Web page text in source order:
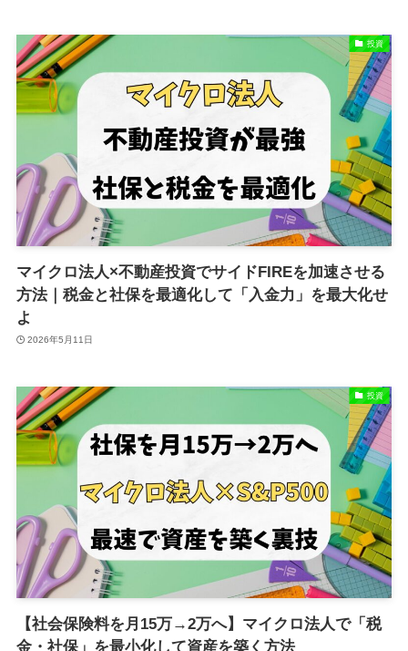
投資
マイクロ法人×不動産投資でサイドFIREを加速させる
方法｜税金と社保を最適化して「入金力」を最大化せ
よ
2026年5月11日
投資
【社会保険料を月15万→2万へ】マイクロ法人で「税
金・社保」を最小化して資産を築く方法